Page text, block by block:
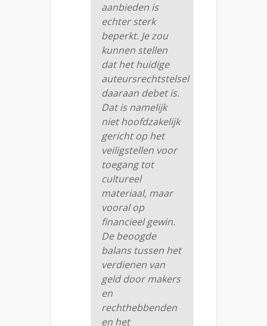
aanbieden is
echter sterk
beperkt. Je zou
kunnen stellen
dat het huidige
auteursrechtstelsel
daaraan debet is.
Dat is namelijk
niet hoofdzakelijk
gericht op het
veiligstellen voor
toegang tot
cultureel
materiaal, maar
vooral op
financieel gewin.
De beoogde
balans tussen het
verdienen van
geld door makers
en
rechthebbenden
en het